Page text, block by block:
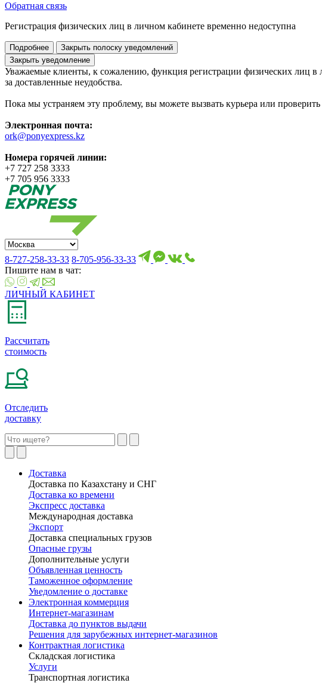
Обратная связь
Регистрация физических лиц в личном кабинете временно недоступна
Подробнее
Закрыть полоску уведомлений
Закрыть уведомление
Уважаемые клиенты, к сожалению, функция регистрации физических лиц
за доставленные неудобства.
Пока мы устраняем эту проблему, вы можете вызвать курьера или
Электронная почта:
ork@ponyexpress.kz
Номера горячей линии:
+7 727 258 3333
+7 705 956 3333
8-727-258-33-33 8-705-956-33-33
Пишите нам в чат:
ЛИЧНЫЙ КАБИНЕТ
Рассчитать
стоимость
Отследить
доставку
Доставка
Доставка по Казахстану и СНГ
Доставка ко времени
Экспресс доставка
Международная доставка
Экспорт
Доставка специальных грузов
Опасные грузы
Дополнительные услуги
Объявленная ценность
Таможенное оформление
Уведомление о доставке
Электронная коммерция
Интернет-магазинам
Доставка до пунктов выдачи
Решения для зарубежных интернет-магазинов
Контрактная логистика
Складская логистика
Услуги
Транспортная логистика